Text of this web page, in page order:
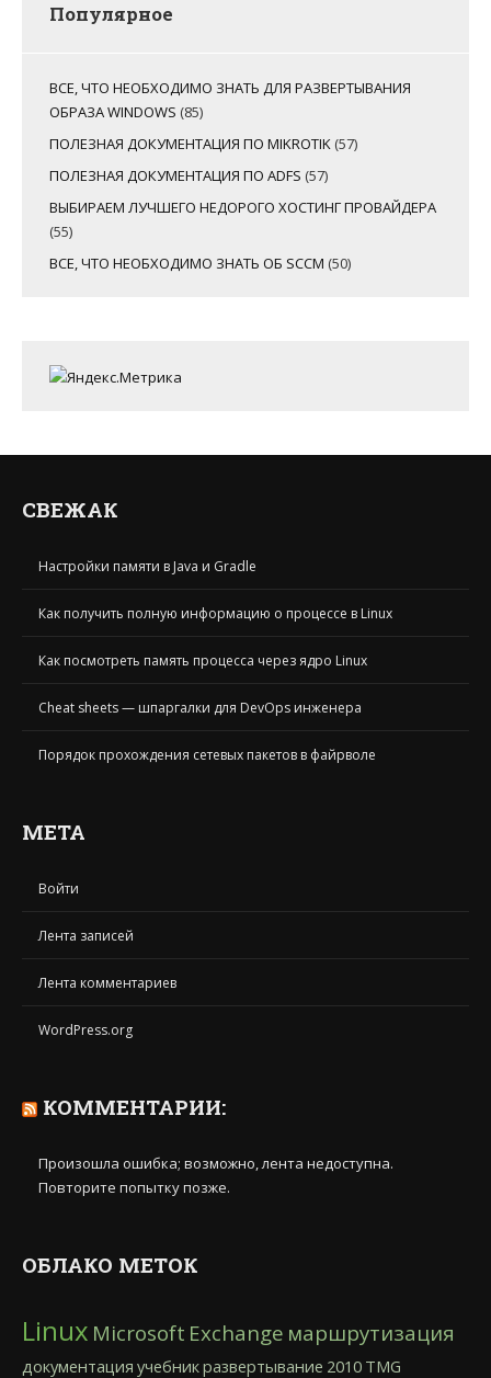
Популярное
ВСЕ, ЧТО НЕОБХОДИМО ЗНАТЬ ДЛЯ РАЗВЕРТЫВАНИЯ
ОБРАЗА WINDOWS (85)
ПОЛЕЗНАЯ ДОКУМЕНТАЦИЯ ПО MIKROTIK (57)
ПОЛЕЗНАЯ ДОКУМЕНТАЦИЯ ПО ADFS (57)
ВЫБИРАЕМ ЛУЧШЕГО НЕДОРОГО ХОСТИНГ ПРОВАЙДЕРА
(55)
ВСЕ, ЧТО НЕОБХОДИМО ЗНАТЬ ОБ SCCM (50)
СВЕЖАК
Настройки памяти в Java и Gradle
Как получить полную информацию о процессе в Linux
Как посмотреть память процесса через ядро Linux
Cheat sheets — шпаргалки для DevOps инженера
Порядок прохождения сетевых пакетов в файрволе
МЕТА
Войти
Лента записей
Лента комментариев
WordPress.org
КОММЕНТАРИИ:
Произошла ошибка; возможно, лента недоступна.
Повторите попытку позже.
ОБЛАКО МЕТОК
Linux Microsoft Exchange маршрутизация
документация учебникразвертывание 2010 TMG